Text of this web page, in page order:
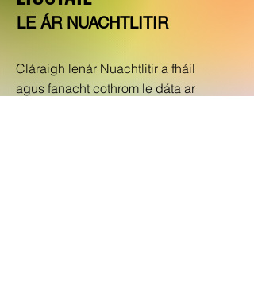
LE ÁR NUACHTLITIR
Cláraigh lenár Nuachtlitir a fháil
agus fanacht cothrom le dáta ar